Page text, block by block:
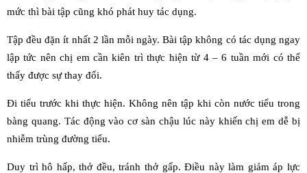
mức thì bài tập cũng khó phát huy tác dụng.
Tập đều đặn ít nhất 2 lần mỗi ngày. Bài tập không có tác dụng ngay
lập tức nên chị em cần kiên trì thực hiện từ 4 – 6 tuần mới có thể
thấy được sự thay đổi.
Đi tiểu trước khi thực hiện. Không nên tập khi còn nước tiểu trong
bàng quang. Tác động vào cơ sàn chậu lúc này khiến chị em dễ bị
nhiễm trùng đường tiểu.
Duy trì hô hấp, thở đều, tránh thở gấp. Điều này làm giảm áp lực